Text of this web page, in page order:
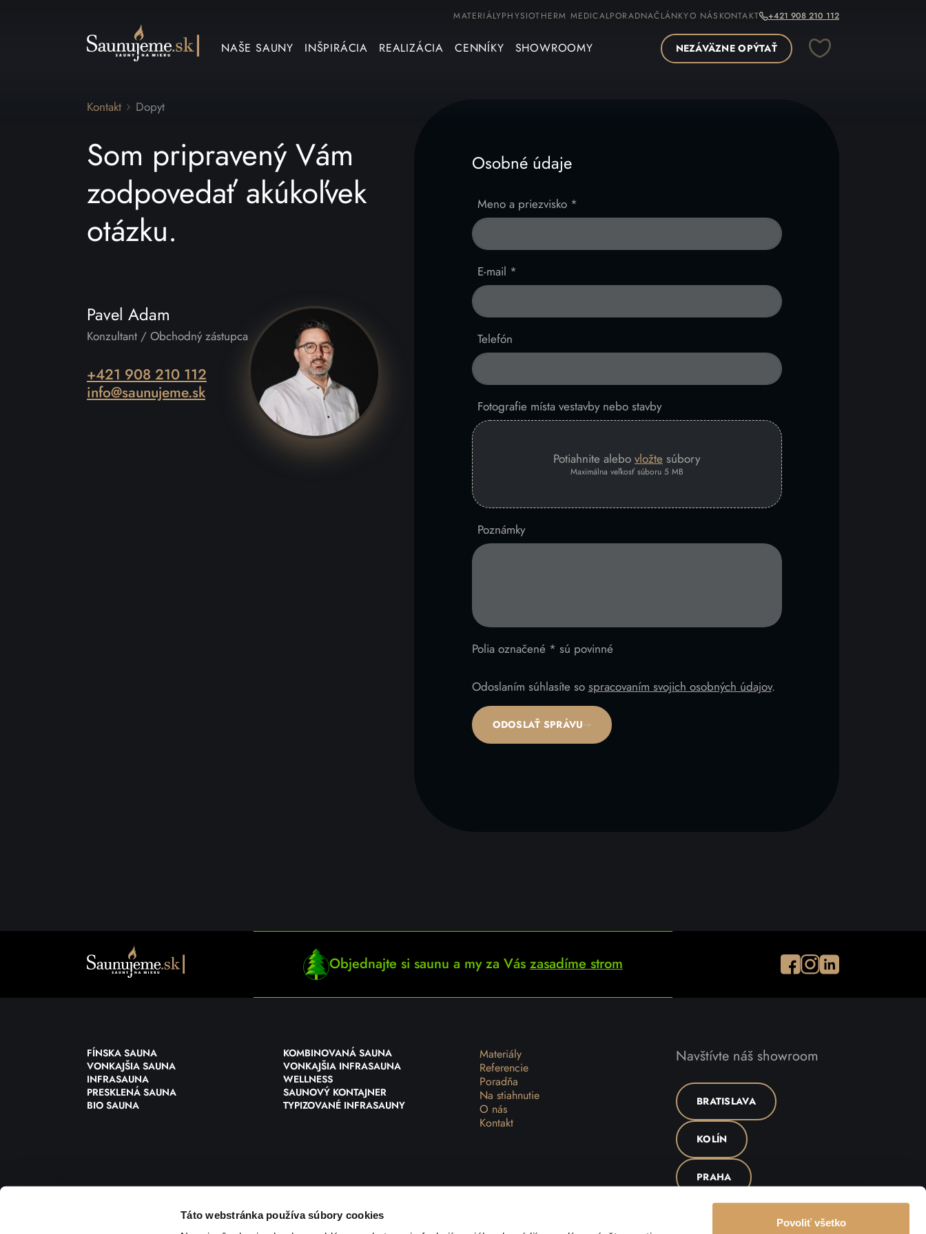
Táto webstránka používa súbory cookies
Povoliť všetko
MATERIÁLYPHYSIOTHERM MEDICAL PORADNAČLÁNKYO NÁS KONTAKT +421 908 210 112
NAŠE SAUNY INŠPIRÁCIA REALIZÁCIA CENNÍKY SHOWROOMY NEZÁVÄZNE OPÝTAŤ
Kontakt Dopyt
Som pripravený Vám
zodpovedať akúkoľvek
otázku.
Pavel Adam
Konzultant / Obchodný zástupca
+421 908 210 112
info@saunujeme.sk
Osobné údaje
Meno a priezvisko *
E-mail *
Telefón
Fotografie místa vestavby nebo stavby
Potiahnite alebo vložte súbory
Maximálna veľkosť súboru 5 MB
Poznámky
Polia označené * sú povinné
Odoslaním súhlasíte so spracovaním svojich osobných údajov.
ODOSLAŤ SPRÁVU
Objednajte si saunu a my za Vás zasadíme strom Facebook
Instagram
Instagram
FÍNSKA SAUNA
VONKAJŠIA SAUNA
INFRASAUNA
PRESKLENÁ SAUNA
BIO SAUNA
KOMBINOVANÁ SAUNA
VONKAJŠIA INFRASAUNA
WELLNESS
SAUNOVÝ KONTAJNER
TYPIZOVANÉ INFRASAUNY
Materiály
Referencie
Poradňa
Na stiahnutie
O nás
Kontakt
Navštívte náš showroom
BRATISLAVA
KOLÍN
PRAHA